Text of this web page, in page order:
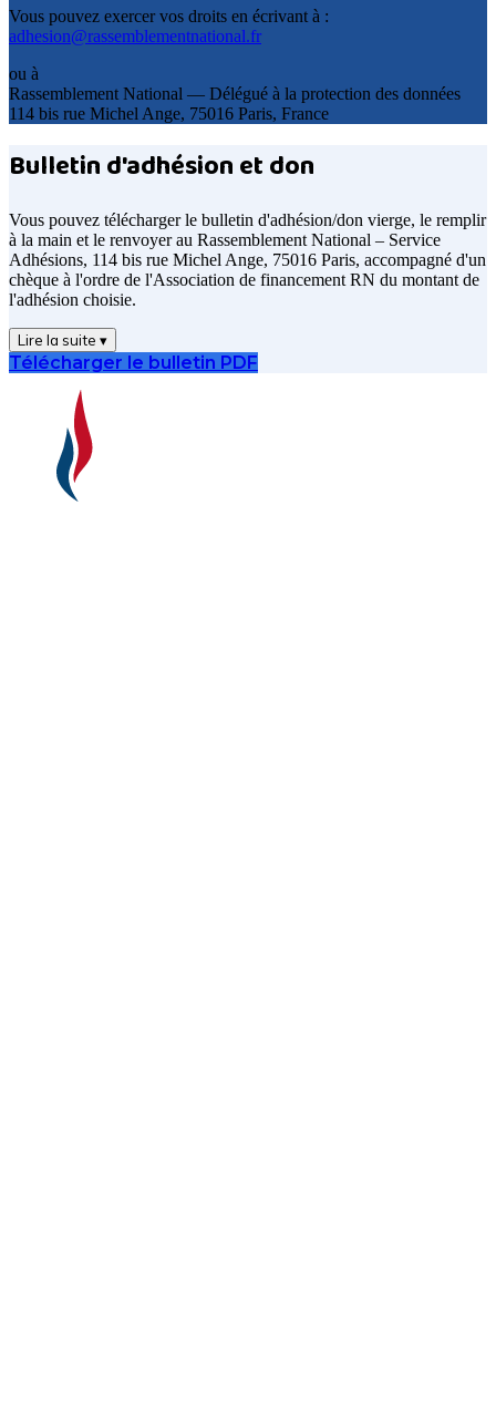
Vous pouvez exercer vos droits en écrivant à :
adhesion@rassemblementnational.fr
ou à
Rassemblement National — Délégué à la protection des données
114 bis rue Michel Ange, 75016 Paris, France
Bulletin d'adhésion et don
Vous pouvez télécharger le bulletin d'adhésion/don vierge, le remplir
à la main et le renvoyer au Rassemblement National – Service
Adhésions, 114 bis rue Michel Ange, 75016 Paris, accompagné d'un
chèque à l'ordre de l'Association de financement RN du montant de
l'adhésion choisie.
Lire la suite ▾
Télécharger le bulletin PDF